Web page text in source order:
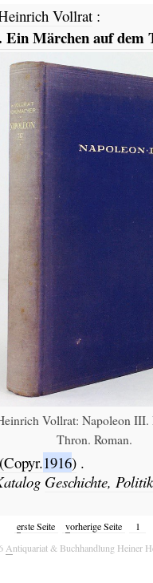
Vollrat:
Märchen auf dem
Vollrat: Napoleon
Thron. Roman.
(Copyr.1916) .
Geschichte,
erste Seite vorherige Seite 1
Antiquariat & Buchhandlung Heiner